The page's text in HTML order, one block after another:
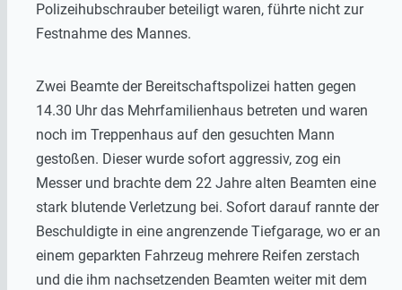
Polizeihubschrauber beteiligt waren, führte nicht zur
Festnahme des Mannes.
Zwei Beamte der Bereitschaftspolizei hatten gegen
14.30 Uhr das Mehrfamilienhaus betreten und waren
noch im Treppenhaus auf den gesuchten Mann
gestoßen. Dieser wurde sofort aggressiv, zog ein
Messer und brachte dem 22 Jahre alten Beamten eine
stark blutende Verletzung bei. Sofort darauf rannte der
Beschuldigte in eine angrenzende Tiefgarage, wo er an
einem geparkten Fahrzeug mehrere Reifen zerstach
und die ihm nachsetzenden Beamten weiter mit dem